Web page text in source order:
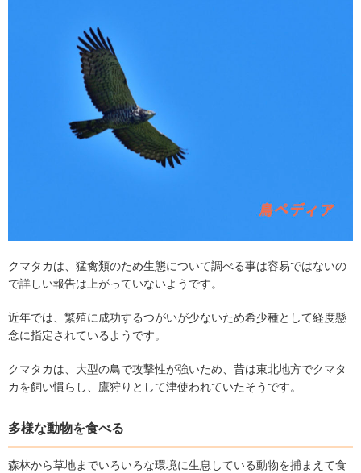
クマタカは、猛禽類のため生態について調べる事は容易ではないの
で詳しい報告は上がっていないようです。
近年では、繁殖に成功するつがいが少ないため希少種として経度懸
念に指定されているようです。
クマタカは、大型の鳥で攻撃性が強いため、昔は東北地方でクマタ
カを飼い慣らし、鷹狩りとして津使われていたそうです。
多様な動物を食べる
森林から草地までいろいろな環境に生息している動物を捕まえて食